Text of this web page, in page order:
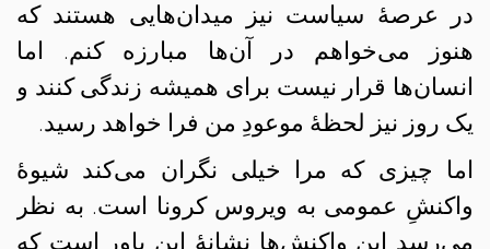
در عرصهٔ سیاست نیز میدان‌هایی هستند که
هنوز می‌خواهم در آن‌ها مبارزه کنم. اما
انسان‌ها قرار نیست برای همیشه زندگی کنند و
یک روز نیز لحظهٔ موعودِ من فرا خواهد رسید.
اما چیزی که مرا خیلی نگران می‌کند شیوهٔ
واکنشِ عمومی به ویروس کرونا است. به نظر
می‌رسد این واکنش‌ها نشانهٔ این باور است که